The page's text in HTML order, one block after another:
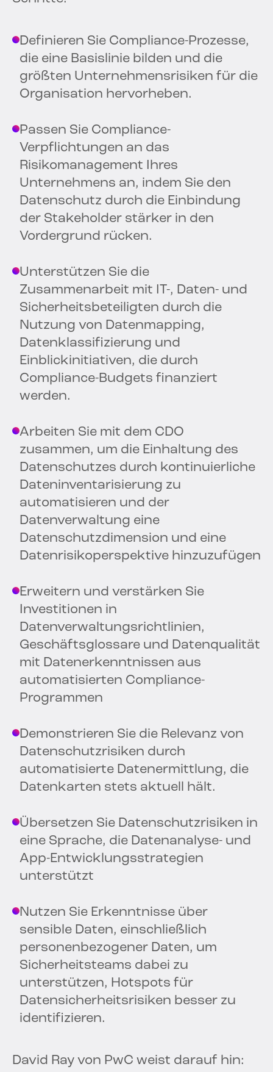
Definieren Sie Compliance-Prozesse,
die eine Basislinie bilden und die
größten Unternehmensrisiken für die
Organisation hervorheben.
Passen Sie Compliance-
Verpflichtungen an das
Risikomanagement Ihres
Unternehmens an, indem Sie den
Datenschutz durch die Einbindung
der Stakeholder stärker in den
Vordergrund rücken.
Unterstützen Sie die
Zusammenarbeit mit IT-, Daten- und
Sicherheitsbeteiligten durch die
Nutzung von Datenmapping,
Datenklassifizierung und
Einblickinitiativen, die durch
Compliance-Budgets finanziert
werden.
Arbeiten Sie mit dem CDO
zusammen, um die Einhaltung des
Datenschutzes durch kontinuierliche
Dateninventarisierung zu
automatisieren und der
Datenverwaltung eine
Datenschutzdimension und eine
Datenrisikoperspektive hinzuzufügen
Erweitern und verstärken Sie
Investitionen in
Datenverwaltungsrichtlinien,
Geschäftsglossare und Datenqualität
mit Datenerkenntnissen aus
automatisierten Compliance-
Programmen
Demonstrieren Sie die Relevanz von
Datenschutzrisiken durch
automatisierte Datenermittlung, die
Datenkarten stets aktuell hält.
Übersetzen Sie Datenschutzrisiken in
eine Sprache, die Datenanalyse- und
App-Entwicklungsstrategien
unterstützt
Nutzen Sie Erkenntnisse über
sensible Daten, einschließlich
personenbezogener Daten, um
Sicherheitsteams dabei zu
unterstützen, Hotspots für
Datensicherheitsrisiken besser zu
identifizieren.
David Ray von PwC weist darauf hin: